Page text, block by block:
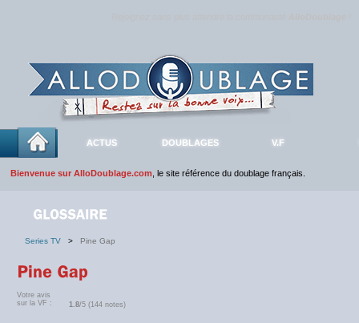
ACTUS DOUBLAGES V.F
Bienvenue sur AlloDoublage.com , le site référence du doublage français.
Series TV > Pine Gap
Votre avis
sur la VF :
1.8/5 (144 notes)